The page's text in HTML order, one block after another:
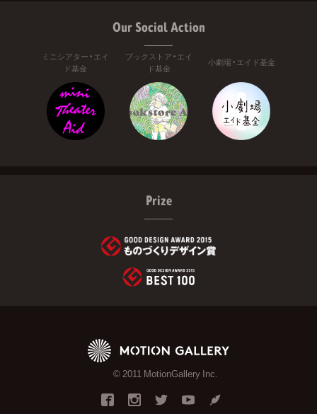
Our Social Action
ミニシアター・エイ
ド基金
ブックストア・エイ
ド基金
小劇場・エイド基金
Prize
© 2011 MotionGallery Inc.